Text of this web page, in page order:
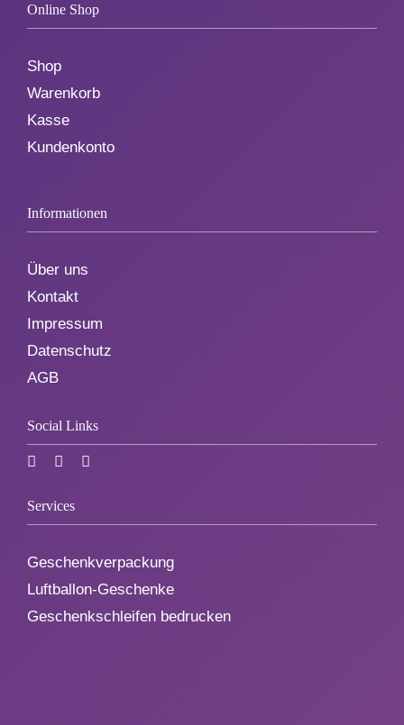
Online Shop
Shop
Warenkorb
Kasse
Kundenkonto
Informationen
Über uns
Kontakt
Impressum
Datenschutz
AGB
Social Links
Services
Geschenkverpackung
Luftballon-Geschenke
Geschenkschleifen bedrucken